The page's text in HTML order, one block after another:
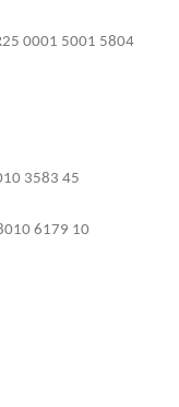
0001 5001 5804
3583 45
6179 10